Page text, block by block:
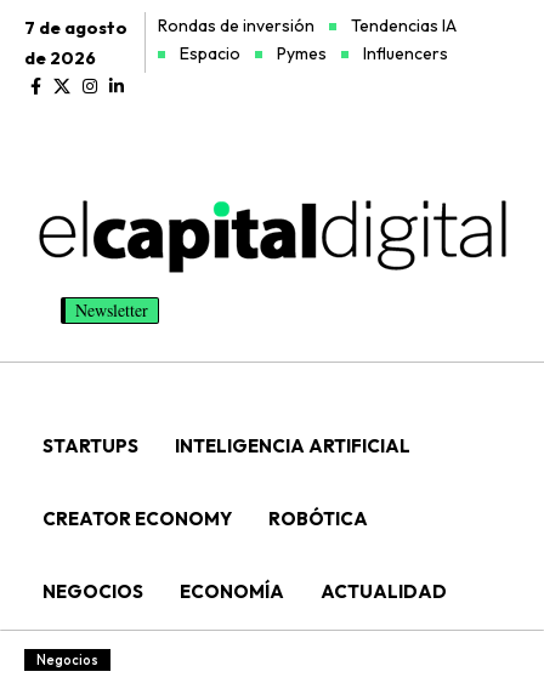
7 de agosto
de 2026
Rondas de inversión
Tendencias IA
Espacio
Pymes Influencers
Newsletter
STARTUPS INTELIGENCIA ARTIFICIAL
CREATOR ECONOMY ROBÓTICA
NEGOCIOS ECONOMÍA ACTUALIDAD
Negocios